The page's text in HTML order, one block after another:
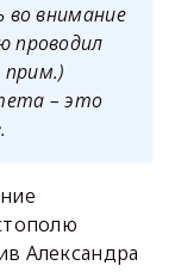
во внимание
проводил
прим.)
– это
Александра